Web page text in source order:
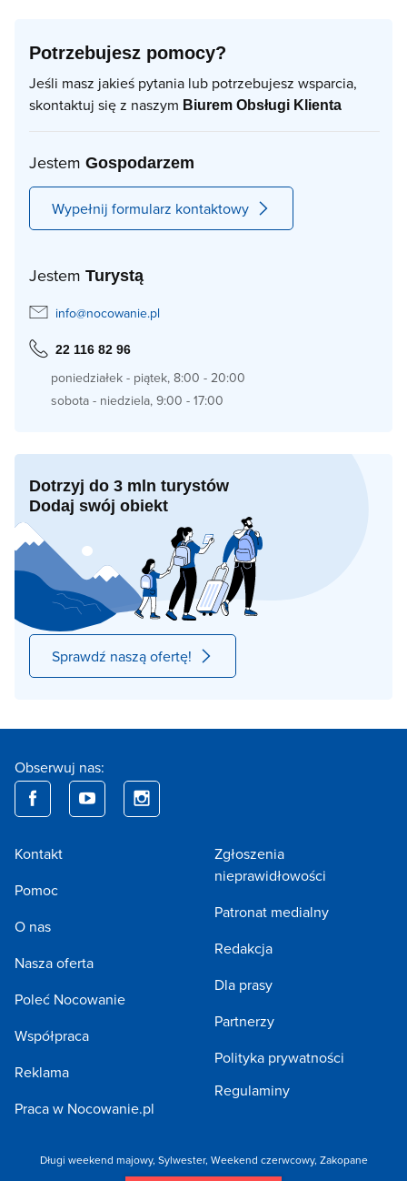
Potrzebujesz pomocy?
Jeśli masz jakieś pytania lub potrzebujesz wsparcia,
skontaktuj się z naszym Biurem Obsługi Klienta
Jestem Gospodarzem
Wypełnij formularz kontaktowy
Jestem Turystą
info@nocowanie.pl
22 116 82 96
poniedziałek - piątek, 8:00 - 20:00
sobota - niedziela, 9:00 - 17:00
Dotrzyj do 3 mln turystów
Dodaj swój obiekt
Sprawdź naszą ofertę!
Obserwuj nas:
Kontakt
Pomoc
O nas
Nasza oferta
Poleć Nocowanie
Współpraca
Reklama
Praca w Nocowanie.pl
Zgłoszenia
nieprawidłowości
Patronat medialny
Redakcja
Dla prasy
Partnerzy
Polityka prywatności
Regulaminy
Długi weekend majowy, Sylwester, Weekend czerwcowy, Zakopane